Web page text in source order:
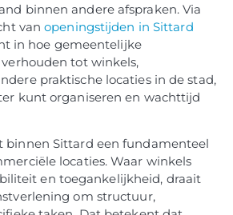
binnen andere afspraken. Via
vanopeningstijden in Sittard
in hoe gemeentelijke
tot winkels,
praktische locaties in de stad,
kunt organiseren en wachttijd
binnen Sittard een fundamenteel
locaties. Waar winkels
en toegankelijkheid, draait
om structuur,